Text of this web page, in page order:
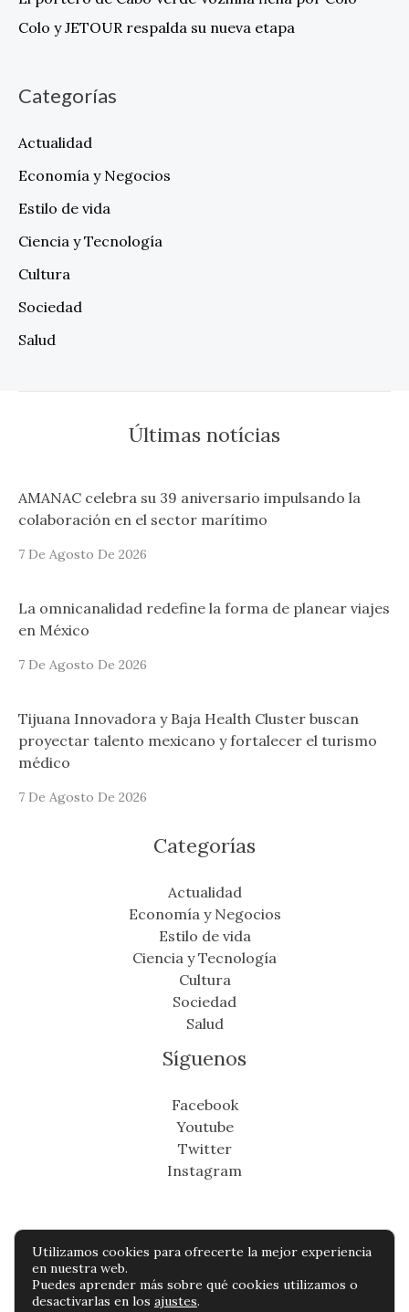
Colo y JETOUR respalda su nueva etapa
Categorías
Actualidad
Economía y Negocios
Estilo de vida
Ciencia y Tecnología
Cultura
Sociedad
Salud
Últimas notícias
AMANAC celebra su 39 aniversario impulsando la
colaboración en el sector marítimo
7 De Agosto De 2026
La omnicanalidad redefine la forma de planear viajes
en México
7 De Agosto De 2026
Tijuana Innovadora y Baja Health Cluster buscan
proyectar talento mexicano y fortalecer el turismo
médico
7 De Agosto De 2026
Categorías
Actualidad
Economía y Negocios
Estilo de vida
Ciencia y Tecnología
Cultura
Sociedad
Salud
Síguenos
Facebook
Youtube
Twitter
Instagram
Copyright © Todos os direitos reservados -
eldistritonoticias.com
Utilizamos cookies para ofrecerte la mejor experiencia
en nuestra web.
Puedes aprender más sobre qué cookies utilizamos o
desactivarlas en los ajustes.